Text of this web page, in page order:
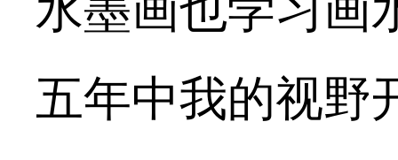
水墨画也学习画
五年中我的视野